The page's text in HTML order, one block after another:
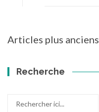
Navigation
Articles plus anciens
Recherche